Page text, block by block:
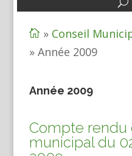
» Conseil
» Année 2009
Année 2009
Compte rendu
municipal du